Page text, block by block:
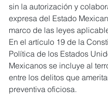
sin la autorización y
expresa del Estado
marco de las leyes
En el artículo 19 de la
Política de los Estados
Mexicanos se incluye al
entre los delitos que
preventiva oficiosa.